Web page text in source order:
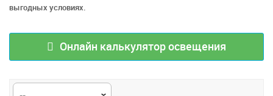
выгодных условиях.
Онлайн калькулятор освещения